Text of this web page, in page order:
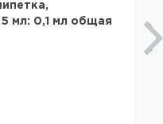
5 мл: 0,1 мл общая